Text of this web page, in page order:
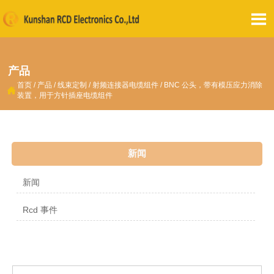

产品
 首页 / 产品 /线束定制 / 射频连接器电缆组件 / BNC 公头，带有模压应力消除
装置，用于方针插座电缆组件
新闻
新闻
Rcd 事件